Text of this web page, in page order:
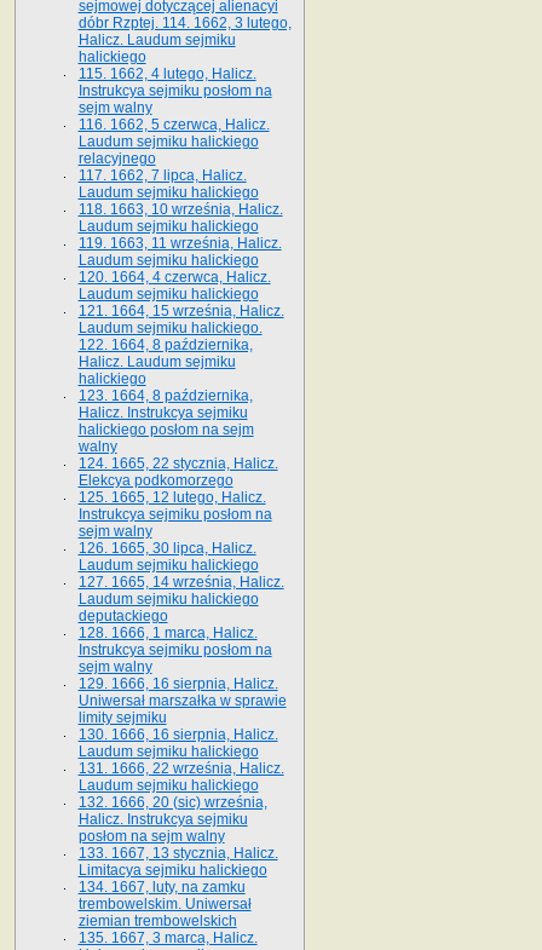
sejmowej dotyczącej alienacyi
dóbr Rzptej. 114. 1662, 3 lutego,
Halicz. Laudum sejmiku
halickiego
115. 1662, 4 lutego, Halicz.
Instrukcya sejmiku posłom na
sejm walny
116. 1662, 5 czerwca, Halicz.
Laudum sejmiku halickiego
relacyjnego
117. 1662, 7 lipca, Halicz.
Laudum sejmiku halickiego
118. 1663, 10 września, Halicz.
Laudum sejmiku halickiego
119. 1663, 11 września, Halicz.
Laudum sejmiku halickiego
120. 1664, 4 czerwca, Halicz.
Laudum sejmiku halickiego
121. 1664, 15 września, Halicz.
Laudum sejmiku halickiego.
122. 1664, 8 października,
Halicz. Laudum sejmiku
halickiego
123. 1664, 8 października,
Halicz. Instrukcya sejmiku
halickiego posłom na sejm
walny
124. 1665, 22 stycznia, Halicz.
Elekcya podkomorzego
125. 1665, 12 lutego, Halicz.
Instrukcya sejmiku posłom na
sejm walny
126. 1665, 30 lipca, Halicz.
Laudum sejmiku halickiego
127. 1665, 14 września, Halicz.
Laudum sejmiku halickiego
deputackiego
128. 1666, 1 marca, Halicz.
Instrukcya sejmiku posłom na
sejm walny
129. 1666, 16 sierpnia, Halicz.
Uniwersał marszałka w sprawie
limity sejmiku
130. 1666, 16 sierpnia, Halicz.
Laudum sejmiku halickiego
131. 1666, 22 września, Halicz.
Laudum sejmiku halickiego
132. 1666, 20 (sic) września,
Halicz. Instrukcya sejmiku
posłom na sejm walny
133. 1667, 13 stycznia, Halicz.
Limitacya sejmiku halickiego
134. 1667, luty, na zamku
trembowelskim. Uniwersał
ziemian trembowelskich
135. 1667, 3 marca, Halicz.